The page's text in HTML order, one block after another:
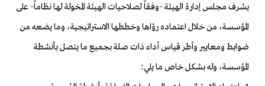
يشرف مجلس إدارة الهيئة -وفقاً لصلاحيات الهيئة المخولة لها نظاماً- على
المؤسسة، من خلال اعتماده رؤاها وخططها الاستراتيجية، وما يضعه من
ضوابط ومعايير وأطر قياس أداء ذات صلة بجميع ما يتصل بأنشطة
المؤسسة، وله بشكل خاص ما يلي: